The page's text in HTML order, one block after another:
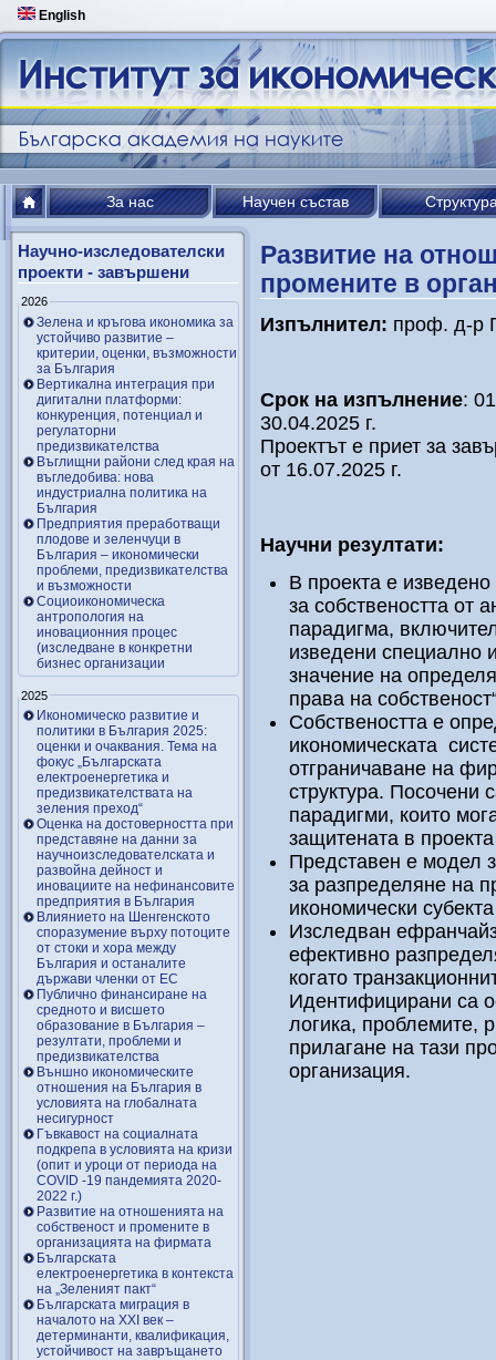
English
За нас Научен състав
Научно-изследователски
проекти - завършени
2026
Зелена и кръгова икономика за
устойчиво развитие –
критерии, оценки, възможности
за България
Вертикална интеграция при
дигитални платформи:
конкуренция, потенциал и
регулаторни
предизвикателства
Въглищни райони след края на
въгледобива: нова
индустриална политика на
България
Предприятия преработващи
плодове и зеленчуци в
България – икономически
проблеми, предизвикателства
и възможности
Социоикономическа
антропология на
иновационния процес
(изследване в конкретни
бизнес организации
2025
Икономическо развитие и
политики в България 2025:
оценки и очаквания. Тема на
фокус „Българската
електроенергетика и
предизвикателствата на
зеления преход“
Оценка на достоверността при
представяне на данни за
научноизследователската и
развойна дейност и
иновациите на нефинансовите
предприятия в България
Влиянието на Шенгенското
споразумение върху потоците
от стоки и хора между
България и останалите
държави членки от ЕС
Публично финансиране на
средното и висшето
образование в България –
резултати, проблеми и
предизвикателства
Външно икономическите
отношения на България в
условията на глобалната
несигурност
Гъвкавост на социалната
подкрепа в условията на кризи
(опит и уроци от периода на
COVID -19 пандемията 2020-
2022 г.)
Развитие на отношенията на
собственост и промените в
организацията на фирмата
Българската
електроенергетика в контекста
на „Зеленият пакт“
Българската миграция в
началото на ХХІ век –
детерминанти, квалификация,
устойчивост на завръщането
Развитие на
промените в
Изпълнител: проф. д-р
Срок на изпълнение:
30.04.2025 г.
Проектът е приет за
от 16.07.2025 г.
Научни резултати:
В проекта е
за собствеността от
парадигма,
изведени специално
значение на
права на
Собствеността е
икономическата
отграничаване на
структура. Посочени
парадигми, които
защитената в
Представен е модел
за разпределяне на
икономически
Изследван
ефективно
когато
Идентифицирани са
логика, проблемите,
прилагане на тази
организация.